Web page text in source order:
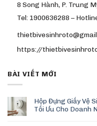
8 Song Hành, P. Trung
Tel: 1900636288 –
https://
BÀI VIẾT MỚI
Hộp Đựng Giấy Vệ
Tối Ưu Cho Doanh